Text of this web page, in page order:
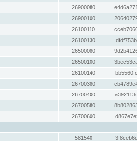
26900080
26900100
26100110
26100130
26500080
26500100
26100140
26700380
26700400
26700580
26700600
581540